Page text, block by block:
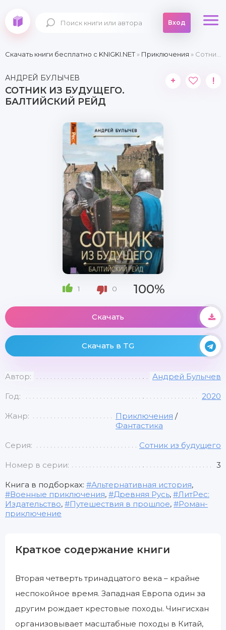
Вход
Скачать книги бесплатно c KNIGKI.NET» Приключения » Сотник из будущего. Балтийский рейд
АНДРЕЙ БУЛЫЧЕВ
СОТНИК ИЗ БУДУЩЕГО.
БАЛТИЙСКИЙ РЕЙД
+ !
1 0 100%
Скачать
Скачать в TG
Автор: Андрей Булычев
Год: 2020
Жанр: Приключения /
Фантастика
Серия: Сотник из будущего
Номер в серии: 3
Книга в подборках: Альтернативная история,
Военные приключения, Древняя Русь,
ЛитРес:
Издательство, Путешествия в прошлое,
Роман-
приключение
Краткое содержание книги
Вторая четверть тринадцатого века – крайне
неспокойное время. Западная Европа один за
другим рождает крестовые походы. Чингисхан
организовывает масштабные походы в Китай,